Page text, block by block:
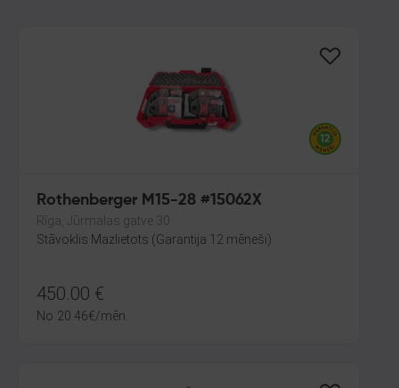
Rothenberger M15-28 #15062X
Rīga, Jūrmalas gatve 30
Stāvoklis Mazlietots (Garantija 12 mēneši)
450.00 €
No 20.46€/mēn.